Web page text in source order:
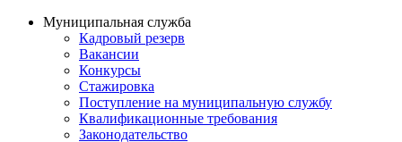
Муниципальная служба
Кадровый резерв
Вакансии
Конкурсы
Стажировка
Поступление на муниципальную службу
Квалификационные требования
Законодательство